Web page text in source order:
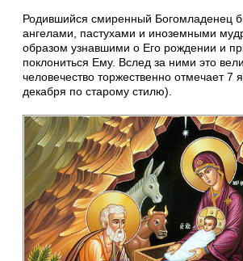
Родившийся смиренный Богомладенец
ангелами, пастухами и иноземными
образом узнавшими о Его рождении и
поклониться Ему. Вслед за ними это
человечество торжественно отмечает 7
декабря по старому стилю).